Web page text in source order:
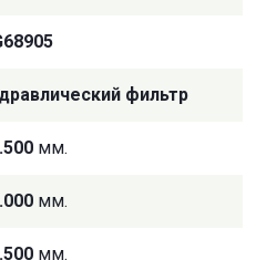
фильтр
мм.
мм.
мм.